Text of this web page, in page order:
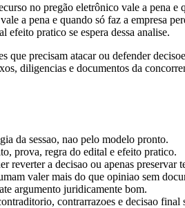
no pregão eletrônico vale a pena
a pena e quando só faz a empresa
efeito pratico se espera dessa analise.
que precisam atacar ou defender
diligencias e documentos da
da sessao, nao pelo modelo pronto.
prova, regra do edital e efeito pratico.
reverter a decisao ou apenas preservar
valer mais do que opiniao sem
argumento juridicamente bom.
contrarrazoes e decisao final